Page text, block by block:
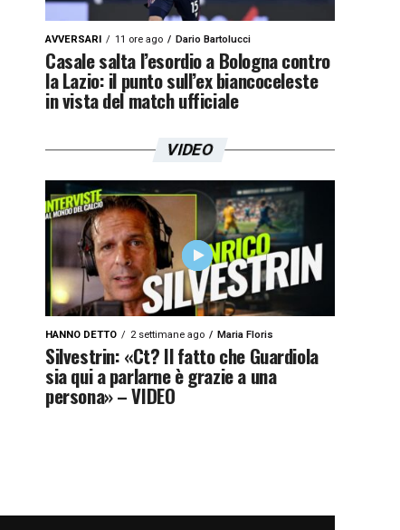
AVVERSARI 11 ore ago Dario Bartolucci
Casale salta l’esordio a Bologna contro
la Lazio: il punto sull’ex biancoceleste
in vista del match ufficiale
VIDEO
HANNO DETTO 2 settimane ago Maria Floris
Silvestrin: «Ct? Il fatto che Guardiola
sia qui a parlarne è grazie a una
persona» – VIDEO